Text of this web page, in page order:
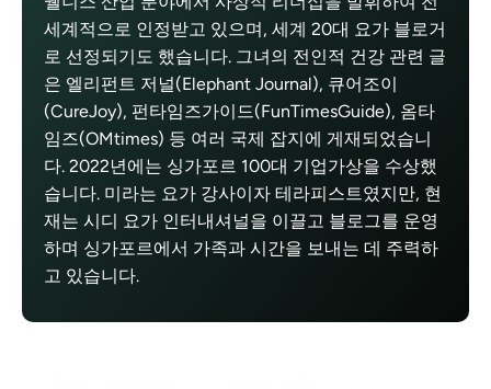
세계적으로 인정받고 있으며, 세계 20대 요가 블로거
로 선정되기도 했습니다. 그녀의 전인적 건강 관련 글
은 엘리펀트 저널(Elephant Journal), 큐어조이
(CureJoy), 펀타임즈가이드(FunTimesGuide), 옴타
임즈(OMtimes) 등 여러 국제 잡지에 게재되었습니
다. 2022년에는 싱가포르 100대 기업가상을 수상했
습니다. 미라는 요가 강사이자 테라피스트였지만, 현
재는 시디 요가 인터내셔널을 이끌고 블로그를 운영
하며 싱가포르에서 가족과 시간을 보내는 데 주력하
고 있습니다.